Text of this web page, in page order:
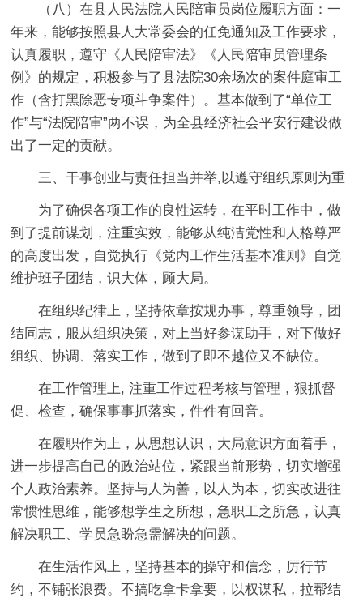
（八）在县人民法院人民陪审员岗位履职方面：一
年来，能够按照县人大常委会的任免通知及工作要求，
认真履职，遵守《人民陪审法》《人民陪审员管理条
例》的规定，积极参与了县法院30余场次的案件庭审工
作（含打黑除恶专项斗争案件）。基本做到了“单位工
作”与“法院陪审”两不误，为全县经济社会平安行建设做
出了一定的贡献。
三、干事创业与责任担当并举,以遵守组织原则为重
为了确保各项工作的良性运转，在平时工作中，做
到了提前谋划，注重实效，能够从纯洁党性和人格尊严
的高度出发，自觉执行《党内工作生活基本准则》自觉
维护班子团结，识大体，顾大局。
在组织纪律上，坚持依章按规办事，尊重领导，团
结同志，服从组织决策，对上当好参谋助手，对下做好
组织、协调、落实工作，做到了即不越位又不缺位。
在工作管理上, 注重工作过程考核与管理，狠抓督
促、检查，确保事事抓落实，件件有回音。
在履职作为上，从思想认识，大局意识方面着手，
进一步提高自己的政治站位，紧跟当前形势，切实增强
个人政治素养。坚持与人为善，以人为本，切实改进往
常惯性思维，能够想学生之所想，急职工之所急，认真
解决职工、学员急盼急需解决的问题。
在生活作风上，坚持基本的操守和信念，厉行节
约，不铺张浪费。不搞吃拿卡拿要，以权谋私，拉帮结